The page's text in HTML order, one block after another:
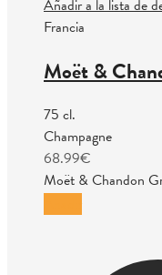
Añadir a la lista de
Francia
Moët &
75 cl.
Champagne
68.99€
Moët & Chandon